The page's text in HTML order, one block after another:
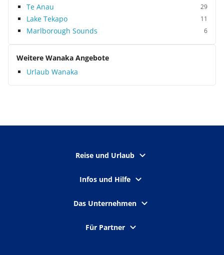
Te Anau 29
Lake Tekapo 11
Marlborough Sounds 6
Weitere Wanaka Angebote
Urlaub Wanaka
Reise und Urlaub
Infos und Hilfe
Das Unternehmen
Für Partner